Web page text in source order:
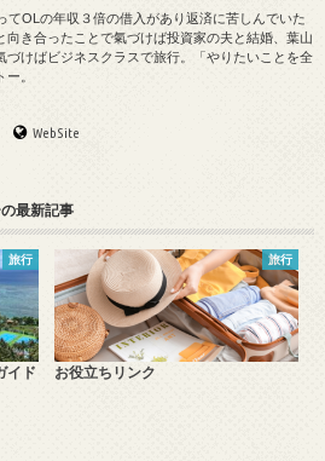
てOLの年収３倍の借入があり返済に苦しんでいた
向き合ったことで氣づけば投資家の夫と結婚、葉山
づけばビジネスクラスで旅行。「やりたいことを全
。
WebSite
最新記事
旅行
イド
旅行
お役立ちリンク